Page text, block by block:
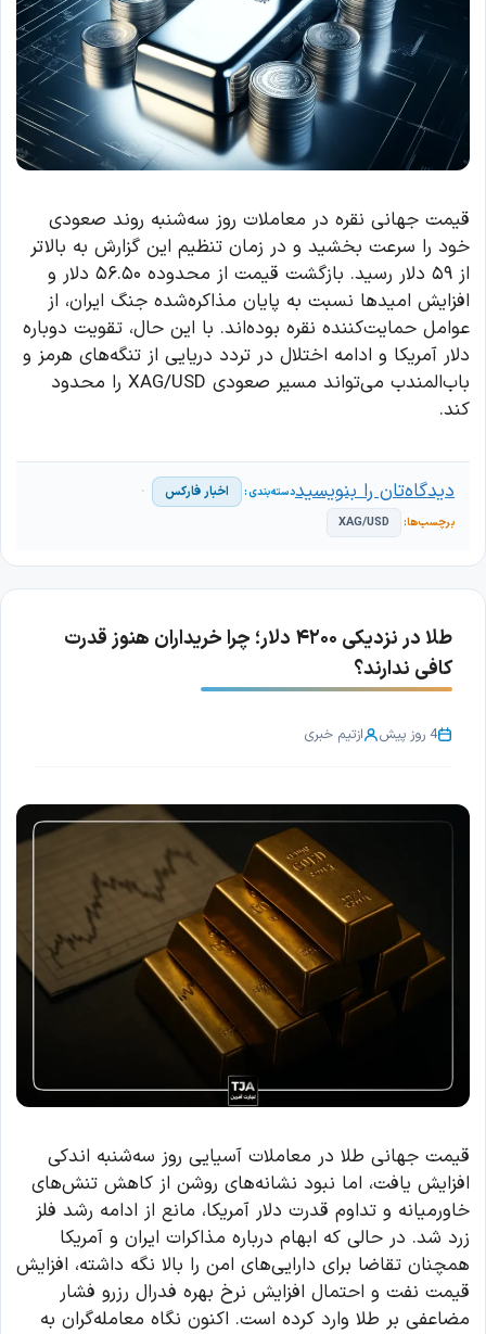
قیمت جهانی نقره در معاملات روز سه‌شنبه روند صعودی
خود را سرعت بخشید و در زمان تنظیم این گزارش به بالاتر
از ۵۹ دلار رسید. بازگشت قیمت از محدوده ۵۶.۵۰ دلار و
افزایش امیدها نسبت به پایان مذاکره‌شده جنگ ایران، از
عوامل حمایت‌کننده نقره بوده‌اند. با این حال، تقویت دوباره
دلار آمریکا و ادامه اختلال در تردد دریایی از تنگه‌های هرمز و
باب‌المندب می‌تواند مسیر صعودی XAG/USD را محدود
کند.
اخبار فارکس
XAG/USD
دیدگاه‌تان را بنویسید
طلا در نزدیکی ۴۲۰۰ دلار؛ چرا خریداران هنوز قدرت
کافی ندارند؟
4 روز پیش ازتیم خبری
قیمت جهانی طلا در معاملات آسیایی روز سه‌شنبه اندکی
افزایش یافت، اما نبود نشانه‌های روشن از کاهش تنش‌های
خاورمیانه و تداوم قدرت دلار آمریکا، مانع از ادامه رشد فلز
زرد شد. در حالی که ابهام درباره مذاکرات ایران و آمریکا
همچنان تقاضا برای دارایی‌های امن را بالا نگه داشته، افزایش
قیمت نفت و احتمال افزایش نرخ بهره فدرال رزرو فشار
مضاعفی بر طلا وارد کرده است. اکنون نگاه معامله‌گران به